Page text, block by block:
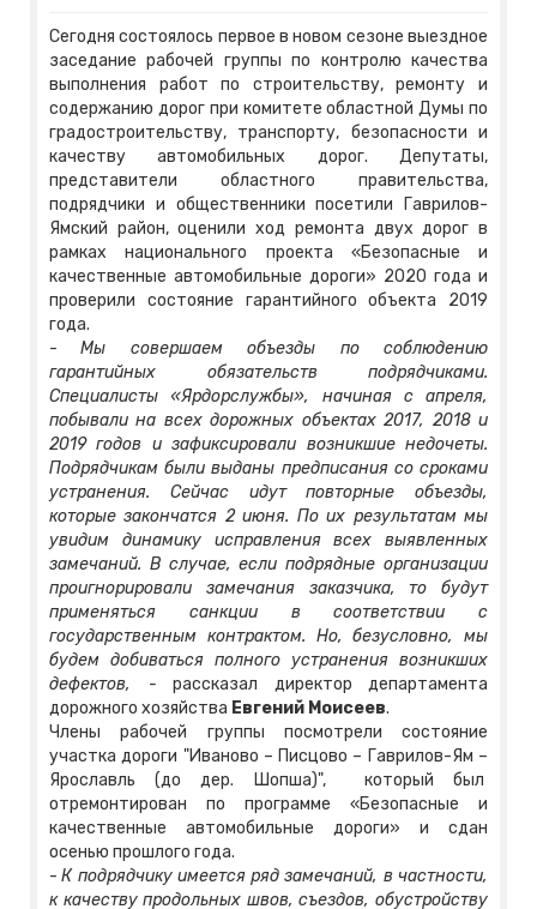
Сегодня состоялось первое в новом сезоне выездное
заседание рабочей группы по контролю качества
выполнения работ по строительству, ремонту и
содержанию дорог при комитете областной Думы по
градостроительству, транспорту, безопасности и
качеству автомобильных дорог. Депутаты,
представители областного правительства,
подрядчики и общественники посетили Гаврилов-
Ямский район, оценили ход ремонта двух дорог в
рамках национального проекта «Безопасные и
качественные автомобильные дороги» 2020 года и
проверили состояние гарантийного объекта 2019
года.
-Мы совершаем объезды по соблюдению
гарантийных обязательств подрядчиками.
Специалисты «Ярдорслужбы», начиная с апреля,
побывали на всех дорожных объектах 2017, 2018 и
2019 годов и зафиксировали возникшие недочеты.
Подрядчикам были выданы предписания со сроками
устранения. Сейчас идут повторные объезды,
которые закончатся 2 июня. По их результатам мы
увидим динамику исправления всех выявленных
замечаний. В случае, если подрядные организации
проигнорировали замечания заказчика, то будут
применяться санкции в соответствии с
государственным контрактом. Но, безусловно, мы
будем добиваться полного устранения возникших
дефектов, - рассказал директор департамента
дорожного хозяйства Евгений Моисеев.
Члены рабочей группы посмотрели состояние
участка дороги "Иваново – Писцово – Гаврилов-Ям –
Ярославль (до дер. Шопша)", который был
отремонтирован по программе «Безопасные и
качественные автомобильные дороги» и сдан
осенью прошлого года.
-К подрядчику имеется ряд замечаний, в частности,
к качеству продольных швов, съездов, обустройству